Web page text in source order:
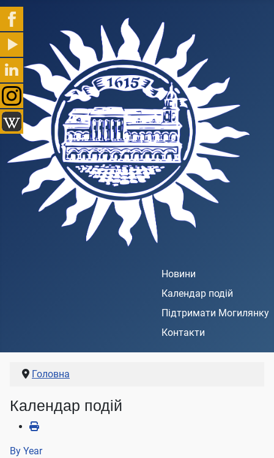
Новини
Календар подій
Підтримати Могилянку
Контакти
Головна
Календар подій
By Year